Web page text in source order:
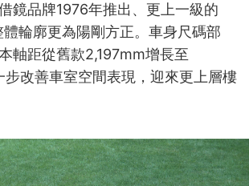
鏡品牌1976年推出、更上一級的
輪廓更為陽剛方正。車身尺碼部
軸距從舊款2,197mm增長至
改善車室空間表現，迎來更上層樓